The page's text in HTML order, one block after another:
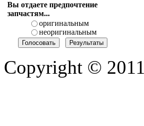
Вы отдаете предпочтение
запчастям...
оригинальным
неоригинальным
Copyright © 2011